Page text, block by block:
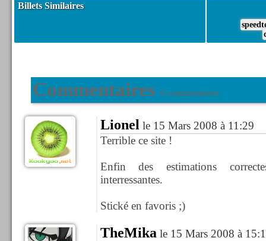
Billets Similaires
Commentaires 6 commentaires
Lionel le 15 Mars 2008 à 11:29
Terrible ce site !
Enfin des estimations
interressantes.
Stické en favoris ;)
TheMika le 15 Mars 2008 à